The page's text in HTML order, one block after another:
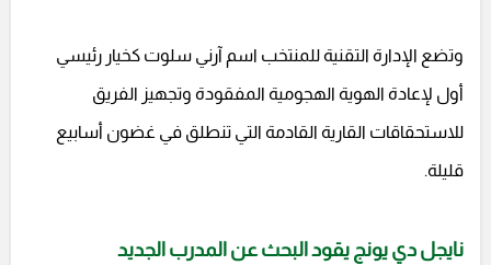
وتضع الإدارة التقنية للمنتخب اسم آرني سلوت كخيار رئيسي
أول لإعادة الهوية الهجومية المفقودة وتجهيز الفريق
للاستحقاقات القارية القادمة التي تنطلق في غضون أسابيع
قليلة.
نايجل دي يونج يقود البحث عن المدرب الجديد